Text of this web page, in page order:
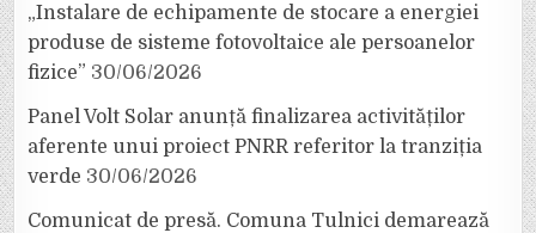
„Instalare de echipamente de stocare a energiei
produse de sisteme fotovoltaice ale persoanelor
fizice” 30/06/2026
Panel Volt Solar anunță finalizarea activităților
aferente unui proiect PNRR referitor la tranziția
verde 30/06/2026
Comunicat de presă. Comuna Tulnici demarează